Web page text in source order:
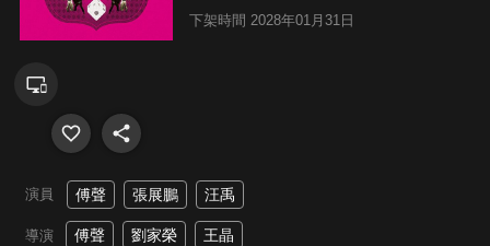
下架時間 2028年01月31日
演員 傅聲 張展鵬 汪禹
導演 傅聲 劉家榮 王晶